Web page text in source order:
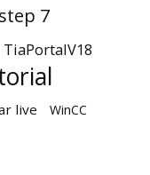
step 7
TiaPortalV18
live WinCC